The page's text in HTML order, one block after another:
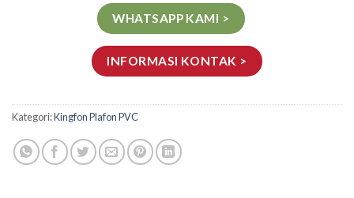
WHATSAPP KAMI >
INFORMASI KONTAK >
Kategori:Kingfon Plafon PVC